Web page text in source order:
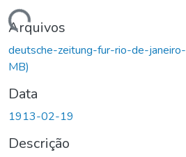
Arquivos
deutsche-zeitung-fur-rio-de-
MB)
Data
1913-02-19
Descrição